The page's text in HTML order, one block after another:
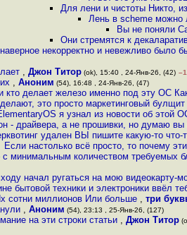
Для лени и чистоты Никто,
Лень в scheme можно
Вы не поняли
Они стремятся к
некорректно и невежливо было
, Джон Титор (ok), 15:40 , 24-Янв-26, (42) –1
, Аноним (54), 16:48 , 24-Янв-26, (47)
кто делает железо именно под эту ОС
это просто маркетинговый
я узнал из новости об этой
- драйвера, а не прошивки, но думаю вы
удален ВЫ пишите какую-то что-
Если настолько всё просто, то почему
минимальным количеством требуемых
начал ругаться на мою видеокарту-
бытовой техники и электроники ввёл
сотни миллионов Или больше , три
, Аноним (54), 23:13 , 25-Янв-26, (127)
на эти строки статьи , Джон Титор